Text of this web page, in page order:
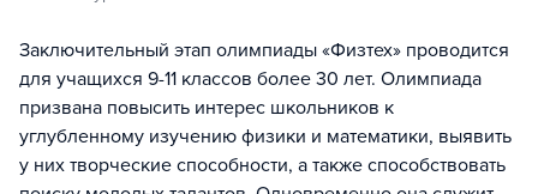
Заключительный этап олимпиады «Физтех» проводится
для учащихся 9-11 классов более 30 лет. Олимпиада
призвана повысить интерес школьников к
углубленному изучению физики и математики, выявить
у них творческие способности, а также способствовать